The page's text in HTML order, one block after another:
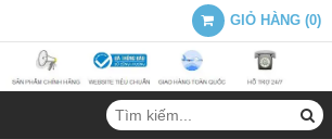
GIỎ HÀNG (0)